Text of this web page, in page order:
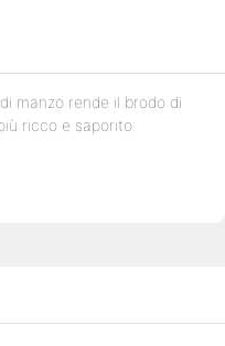
manzo rende il brodo di
ricco e saporito